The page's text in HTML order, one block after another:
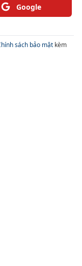
Google
sách bảo mật kèm